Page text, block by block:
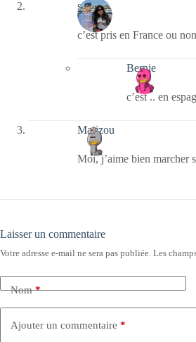
sophie
c’est pris en France ou
Bernie
c’est .. en
Marizou
Moi, j’aime bien marcher
Laisser un commentaire
Votre adresse e-mail ne sera pas publiée. Les
Nom*
Ajouter un commentaire *